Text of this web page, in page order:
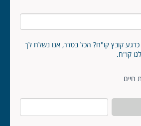
כרגע קובץ קו"ח? הכל בסדר, אנו נשלח לך
קו"ח.
חיים